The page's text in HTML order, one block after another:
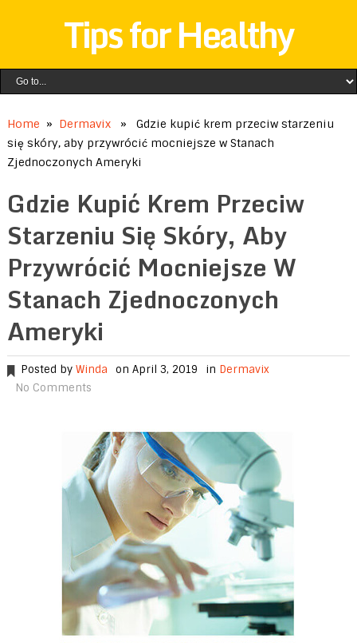
Tips for Healthy
Home » Dermavix» Gdzie kupić krem ​​przeciw starzeniu
się skóry, aby przywrócić mocniejsze w Stanach
Zjednoczonych Ameryki
Gdzie Kupić Krem ​​przeciw
Starzeniu Się Skóry, Aby
Przywrócić Mocniejsze W
Stanach Zjednoczonych
Ameryki
Posted by Winda on April 3, 2019 in Dermavix
No Comments